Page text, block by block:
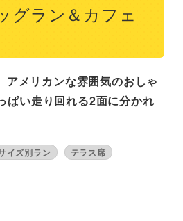
グラン＆カフェ
メリカンな雰囲気のおしゃ
ぱい走り回れる2面に分かれ
イズ別ラン テラス席